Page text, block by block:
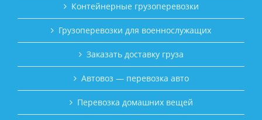
Контейнерные грузоперевозки
Грузоперевозки для военнослужащих
Заказать доставку груза
Автовоз — перевозка авто
Перевозка домашних вещей